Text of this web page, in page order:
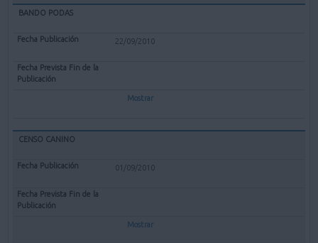
BANDO PODAS
22/09/2010
Mostrar
CENSO CANINO
01/09/2010
Mostrar